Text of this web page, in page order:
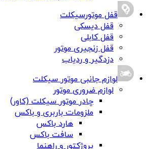
قفل موتورسیکلت
قفل دیسکی
قفل کابلی
قفل زنجیری موتور
دزدگیر و ردیاب
لوازم جانبی موتور سیکلت
لوازم ضروری موتور
چادر موتور سیکلت (کاور)
ملزومات باربری و باکس
هارد باکس
سافت باکس
پروژکتور و راهنما